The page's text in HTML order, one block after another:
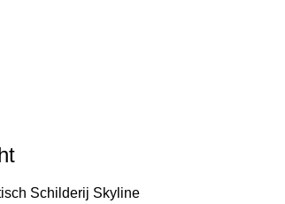
Schilderij Skyline